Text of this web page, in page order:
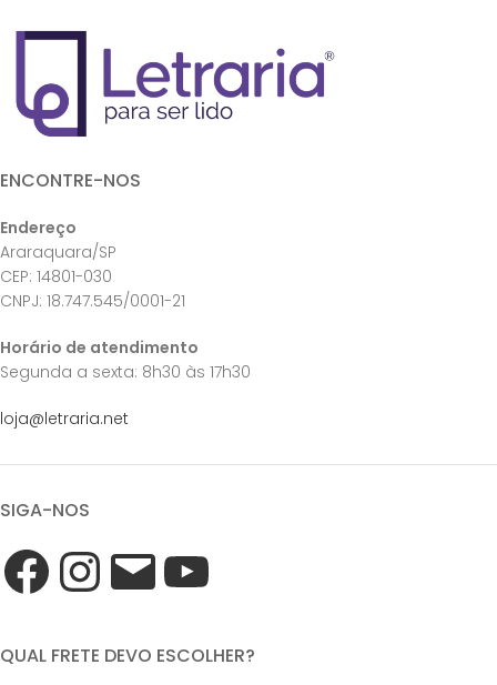
ENCONTRE-NOS
Endereço
Araraquara/SP
CEP: 14801-030
CNPJ: 18.747.545/0001-21
Horário de atendimento
Segunda a sexta: 8h30 às 17h30
loja@letraria.net
SIGA-NOS
QUAL FRETE DEVO ESCOLHER?